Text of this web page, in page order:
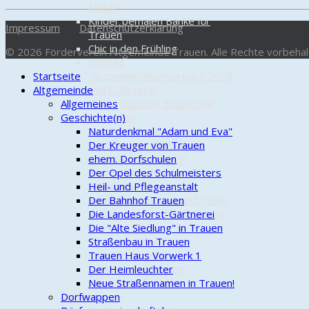
Militär"
Kinder bemalen Bänke für
Trauen
Chic in den Frühling
Vortrag
und E-Rezept"
Boule-Saison in Trauen hat
begonnen
Der Mai ist gekommen…
Dorfgemeinschaft jubelt
Nationalelf zum Sieg!
Kinderfahrradtour zum
Wildpark in Müden
Piratenbank an Ort und Stelle
Fahrradrallye auf den Spuren
der Kartoffel
Herbst auf der
Streuobstwiese
Was für ein Theater!
Adventstreffs 2024
2023
Impressum
Datenschutzerklärung
© 2026 Förderverein Altgemeinde Trauen. Alle Rechte
Startseite
Altgemeinde
Allgemeines
Geschichte(n)
Naturdenkmal "Adam und Eva"
Der Kreuger von Trauen
ehem. Dorfschulen
Der Opel des Schulmeisters
Heil- und Pflegeanstalt
Der Bahnhof Trauen
Die Landesforst-Gärtnerei
Die "Alte Siedlung" in Trauen
Straßenbau in Trauen
Trauen Haus Vorwerk 1
Der Heimleuchter
Neue Straßennamen in Trauen!
Dorfwappen